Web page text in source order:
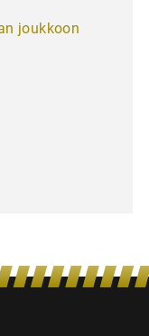
joukkoon